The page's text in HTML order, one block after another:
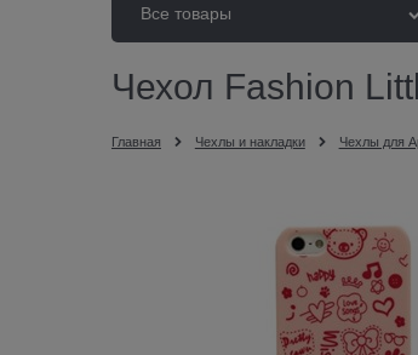
Все товары
Чехол Fashion
Главная Чехлы и накладки Чехлы для